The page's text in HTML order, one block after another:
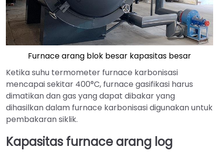
Furnace arang blok besar kapasitas besar
Ketika suhu termometer furnace karbonisasi
mencapai sekitar 400°C, furnace gasifikasi harus
dimatikan dan gas yang dapat dibakar yang
dihasilkan dalam furnace karbonisasi digunakan untuk
pembakaran siklik.
Kapasitas furnace arang log